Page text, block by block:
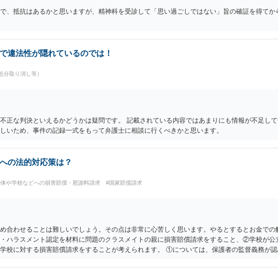
、抵抗はあるかと思いますが、精神科を受診して「思い過ごしではない」旨の確証を得てか
違法性が隠れているのでは！
分取り消し等）
正な判決といえるかどうかは疑問です。 記載されている内容ではあまりにも情報が不足し
いため、事件の記録一式をもって弁護士に相談に行くべきかと思います。
の法的対応策は？
や学校などへの損害賠償・慰謝料請求 #国家賠償請求
合わせることは難しいでしょう。その点は非常に心苦しく思います。やるとするとお金での
ハラスメント認定を材料に問題のクラスメイトの親に損害賠償請求をすること、②学校が公
校に対する損害賠償請求をすることが考えられます。 ①については、保護者の監督義務が